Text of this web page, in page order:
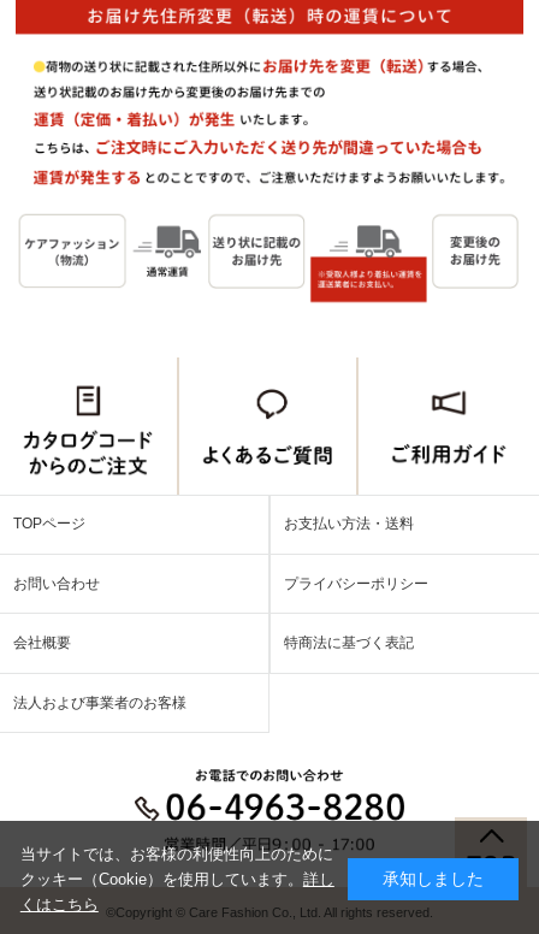
TOPページ お支払い方法・送料
お問い合わせ プライバシーポリシー
会社概要 特商法に基づく表記
法人および事業者のお客様
©Copyright © Care Fashion Co., Ltd. All rights reserved.
当サイトでは、お客様の利便性向上のために
クッキー（Cookie）を使用しています。 詳し
くはこちら
承知しました